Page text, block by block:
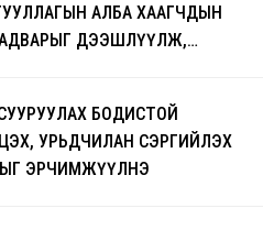
АЛБА ХААГЧДЫН
ДЭЭШЛҮҮЛЖ,
БОДИСТОЙ
УРЬДЧИЛАН СЭРГИЙЛЭХ
ЭРЧИМЖҮҮЛНЭ